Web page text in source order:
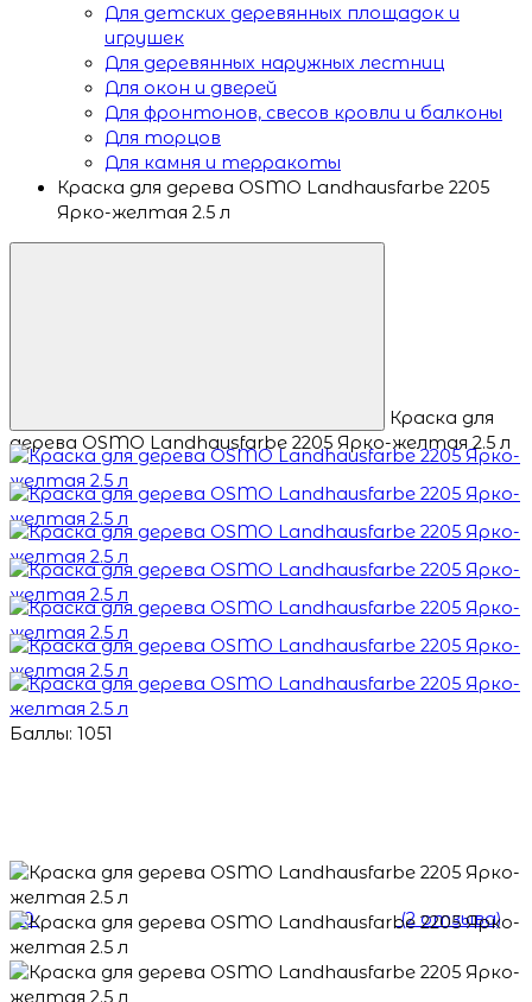
Для детских деревянных площадок и
игрушек
Для деревянных наружных лестниц
Для окон и дверей
Для фронтонов, свесов кровли и балконы
Для торцов
Для камня и терракоты
Краска для дерева OSMO Landhausfarbe 2205
Ярко-желтая 2.5 л
Краска для
дерева OSMO Landhausfarbe 2205 Ярко-желтая 2.5 л
Баллы: 1051
5.0 (2 отзыва)